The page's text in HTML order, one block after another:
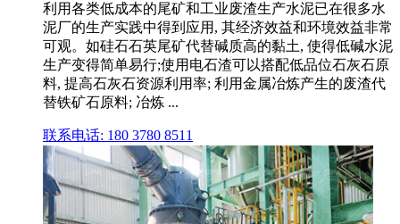
利用各类低成本的尾矿和工业废渣生产水泥已在很多水
泥厂的生产实践中得到应用, 其经济效益和环境效益非常
可观。如硅石石英尾矿代替碱质高的黏土, 使得低碱水泥
生产变得简单易行;使用电石渣可以搭配低品位石灰石原
料, 提高石灰石资源利用率; 利用金属冶炼产生的废渣代
替铁矿石原料; 冶炼 ...
联系电话: 180 3780 8511